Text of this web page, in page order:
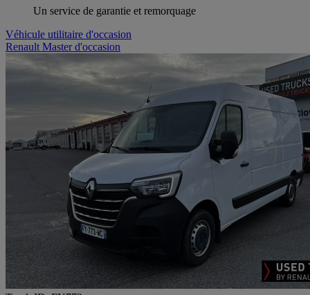
Un service de garantie et remorquage
Véhicule utilitaire d'occasion
Renault Master d'occasion